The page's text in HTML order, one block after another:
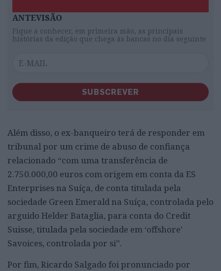
ANTEVISÃO
Fique a conhecer, em primeira mão, as principais
histórias da edição que chega às bancas no dia seguinte
SUBSCREVER
Além disso, o ex-banqueiro terá de responder em
tribunal por um crime de abuso de confiança
relacionado “com uma transferência de
2.750.000,00 euros com origem em conta da ES
Enterprises na Suíça, de conta titulada pela
sociedade Green Emerald na Suíça, controlada pelo
arguido Helder Bataglia, para conta do Credit
Suisse, titulada pela sociedade em ‘offshore’
Savoices, controlada por si”.
Por fim, Ricardo Salgado foi pronunciado por